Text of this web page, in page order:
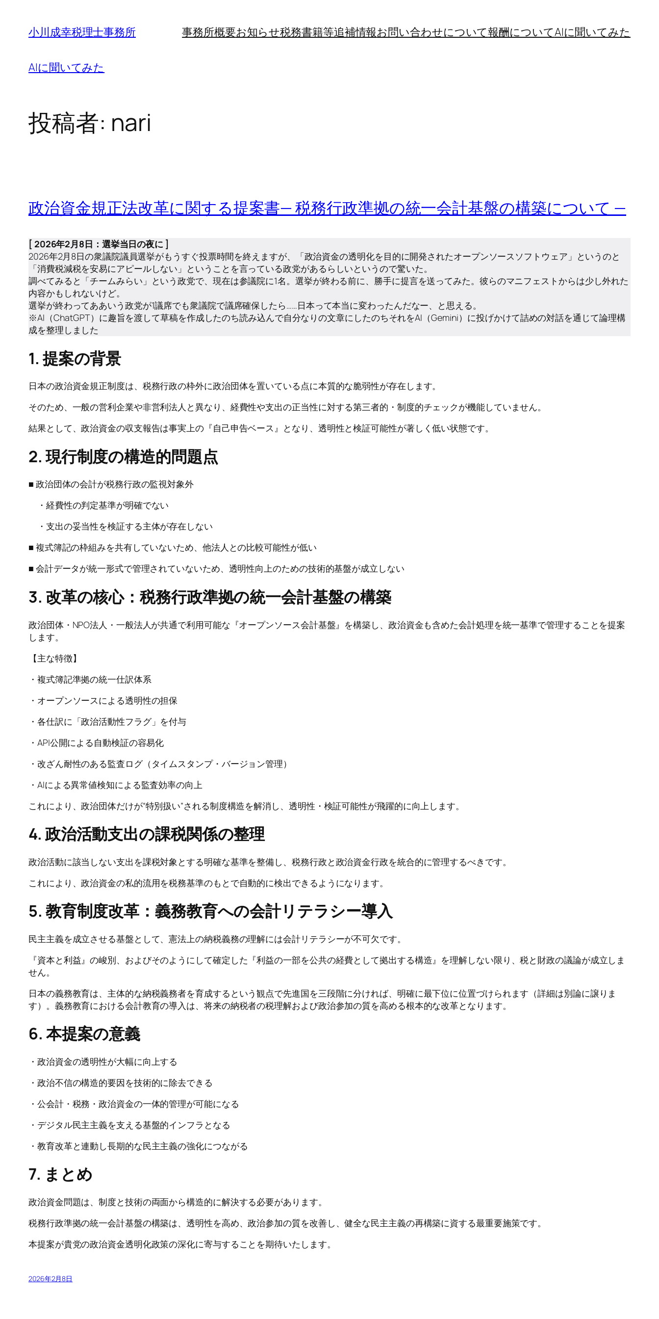
小川成幸税理士事務所 事務所概要お知らせ税務書籍等追補情報お問い合わせについて報酬についてAIに聞いてみた
AIに聞いてみた
投稿者: nari
政治資金規正法改革に関する提案書— 税務行政準拠の統一会計基盤の構築について —
[ 2026年2月8日：選挙当日の夜に ]
2026年2月8日の衆議院議員選挙がもうすぐ投票時間を終えますが、「政治資金の透明化を目的に開発されたオープンソースソフトウェア」というのと
「消費税減税を安易にアピールしない」ということを言っている政党があるらしいというので驚いた。
調べてみると「チームみらい」という政党で、現在は参議院に1名。選挙が終わる前に、勝手に提言を送ってみた。彼らのマニフェストからは少し外れた
内容かもしれないけど。
選挙が終わってああいう政党が1議席でも衆議院で議席確保したら……日本って本当に変わったんだなー、と思える。
※AI（ChatGPT）に趣旨を渡して草稿を作成したのち読み込んで自分なりの文章にしたのちそれをAI（Gemini）に投げかけて詰めの対話を通じて論理構
成を整理しました
1. 提案の背景
日本の政治資金規正制度は、税務行政の枠外に政治団体を置いている点に本質的な脆弱性が存在します。
そのため、一般の営利企業や非営利法人と異なり、経費性や支出の正当性に対する第三者的・制度的チェックが機能していません。
結果として、政治資金の収支報告は事実上の『自己申告ベース』となり、透明性と検証可能性が著しく低い状態です。
2. 現行制度の構造的問題点
■ 政治団体の会計が税務行政の監視対象外
・経費性の判定基準が明確でない
・支出の妥当性を検証する主体が存在しない
■ 複式簿記の枠組みを共有していないため、他法人との比較可能性が低い
■ 会計データが統一形式で管理されていないため、透明性向上のための技術的基盤が成立しない
3. 改革の核心：税務行政準拠の統一会計基盤の構築
政治団体・NPO法人・一般法人が共通で利用可能な『オープンソース会計基盤』を構築し、政治資金も含めた会計処理を統一基準で管理することを提案
します。
【主な特徴】
・複式簿記準拠の統一仕訳体系
・オープンソースによる透明性の担保
・各仕訳に「政治活動性フラグ」を付与
・API公開による自動検証の容易化
・改ざん耐性のある監査ログ（タイムスタンプ・バージョン管理）
・AIによる異常値検知による監査効率の向上
これにより、政治団体だけが“特別扱い”される制度構造を解消し、透明性・検証可能性が飛躍的に向上します。
4. 政治活動支出の課税関係の整理
政治活動に該当しない支出を課税対象とする明確な基準を整備し、税務行政と政治資金行政を統合的に管理するべきです。
これにより、政治資金の私的流用を税務基準のもとで自動的に検出できるようになります。
5. 教育制度改革：義務教育への会計リテラシー導入
民主主義を成立させる基盤として、憲法上の納税義務の理解には会計リテラシーが不可欠です。
『資本と利益』の峻別、およびそのようにして確定した『利益の一部を公共の経費として拠出する構造』を理解しない限り、税と財政の議論が成立しま
せん。
日本の義務教育は、主体的な納税義務者を育成するという観点で先進国を三段階に分ければ、明確に最下位に位置づけられます（詳細は別論に譲りま
す）。義務教育における会計教育の導入は、将来の納税者の税理解および政治参加の質を高める根本的な改革となります。
6. 本提案の意義
・政治資金の透明性が大幅に向上する
・政治不信の構造的要因を技術的に除去できる
・公会計・税務・政治資金の一体的管理が可能になる
・デジタル民主主義を支える基盤的インフラとなる
・教育改革と連動し長期的な民主主義の強化につながる
7. まとめ
政治資金問題は、制度と技術の両面から構造的に解決する必要があります。
税務行政準拠の統一会計基盤の構築は、透明性を高め、政治参加の質を改善し、健全な民主主義の再構築に資する最重要施策です。
本提案が貴党の政治資金透明化政策の深化に寄与することを期待いたします。
2026年2月8日